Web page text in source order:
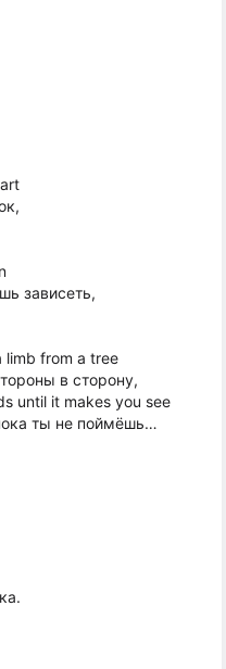
зависеть,
limb from a tree
в сторону,
until it makes you see
ты не поймёшь…